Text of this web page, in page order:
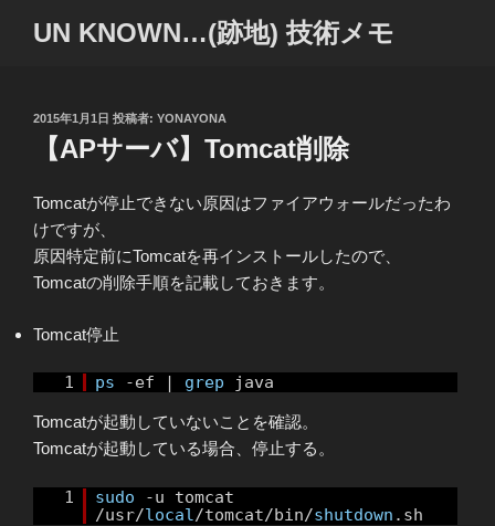
UN KNOWN…(跡地) 技術メモ
投
2015年1月1日 投稿者: YONAYONA
【APサーバ】Tomcat削除
Tomcatが停止できない原因はファイアウォールだったわ
けですが、
原因特定前にTomcatを再インストールしたので、
Tomcatの削除手順を記載しておきます。
Tomcat停止
1 ps -ef | grep java
Tomcatが起動していないことを確認。
Tomcatが起動している場合、停止する。
1 sudo
-u tomcat
/usr/local/tomcat/bin/shutdown .sh